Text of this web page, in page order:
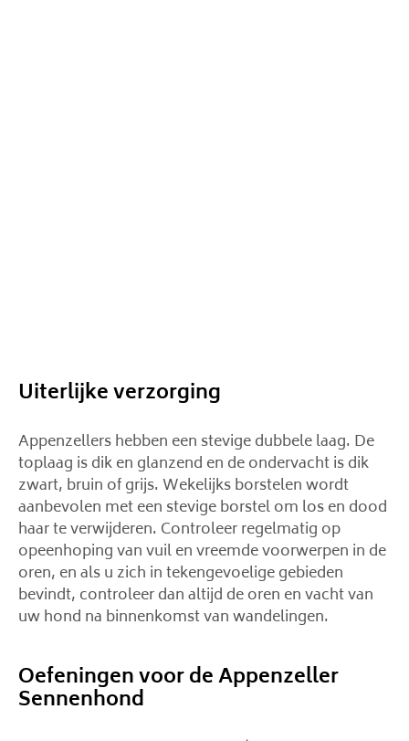
Uiterlijke verzorging
Appenzellers hebben een stevige dubbele laag. De
toplaag is dik en glanzend en de ondervacht is dik
zwart, bruin of grijs. Wekelijks borstelen wordt
aanbevolen met een stevige borstel om los en dood
haar te verwijderen. Controleer regelmatig op
opeenhoping van vuil en vreemde voorwerpen in de
oren, en als u zich in tekengevoelige gebieden
bevindt, controleer dan altijd de oren en vacht van
uw hond na binnenkomst van wandelingen.
Oefeningen voor de Appenzeller
Sennenhond